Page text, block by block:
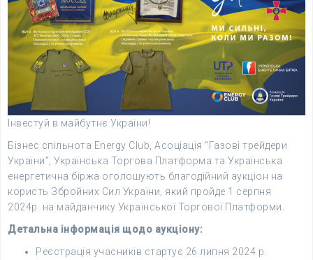
Інвестуй в майбутнє України!
Бізнес спільнота Energy Club, Асоціація “Газові трейдери
України”, Українська Торгова Платформа та Українська
енергетична біржа оголошують благодійний аукціон на
користь Збройних Сил України, який пройде 1 серпня
2024р. на майданчику Української Торгової Платформи.
Детальна інформація щодо аукціону:
Реєстрація учасників стартує 26 липня 2024 р.